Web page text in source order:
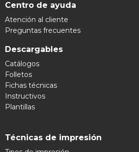
Centro de ayuda
Atención al cliente
Preguntas frecuentes
Descargables
Catálogos
Folletos
Fichas técnicas
Instructivos
Plantillas
Técnicas de impresión